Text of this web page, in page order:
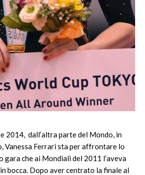
2014, dall’altra parte del Mondo, in
Vanessa Ferrari sta per affrontare lo
gara che ai Mondiali del 2011 l’aveva
bocca. Dopo aver centrato la finale al